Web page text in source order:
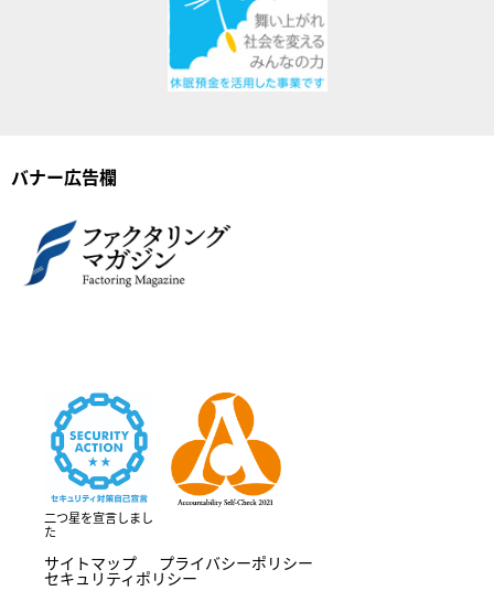
バナー広告欄
二つ星を宣言しまし
た
サイトマップ プライバシーポリシー
セキュリティポリシー